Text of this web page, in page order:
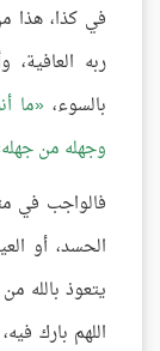
في كذا، هذا
ربه
بالسوء، ما
وجهله من جهله
فالواجب في
الحسد، أو
يتعوذ بالله
اللهم بارك